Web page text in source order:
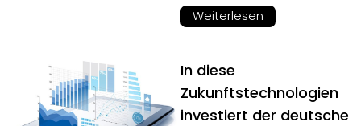
Weiterlesen
In diese
Zukunftstechnologien
investiert der deutsche